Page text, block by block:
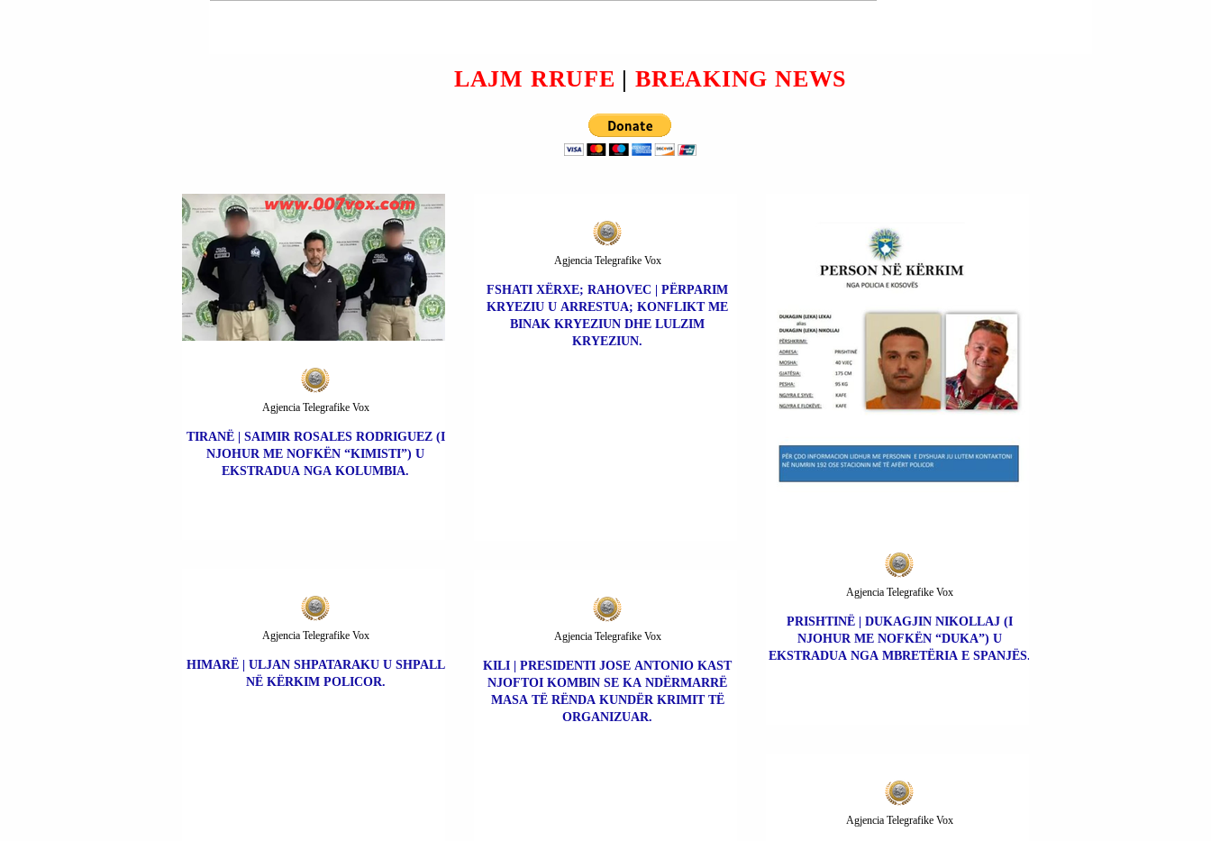
LAJM RRUFE | BREAKING NEWS
TIRANË | SAIMIR ROSALES RODRIGUEZ (I
NJOHUR ME NOFKËN “KIMISTI”) U
EKSTRADUA NGA KOLUMBIA.
Agjencia Telegrafike Vox
FSHATI XËRXE; RAHOVEC | PËRPARIM
KRYEZIU U ARRESTUA; KONFLIKT ME
BINAK KRYEZIUN DHE LULZIM
KRYEZIUN.
Agjencia Telegrafike Vox
PRISHTINË | DUKAGJIN NIKOLLAJ (I
NJOHUR ME NOFKËN “DUKA”) U
EKSTRADUA NGA MBRETËRIA E SPANJËS.
Agjencia Telegrafike Vox
HIMARË | ULJAN SHPATARAKU U SHPALL
NË KËRKIM POLICOR.
Agjencia Telegrafike Vox
KILI | PRESIDENTI JOSE ANTONIO KAST
NJOFTOI KOMBIN SE KA NDËRMARRË
MASA TË RËNDA KUNDËR KRIMIT TË
ORGANIZUAR.
Agjencia Telegrafike Vox
Agjencia Telegrafike Vox